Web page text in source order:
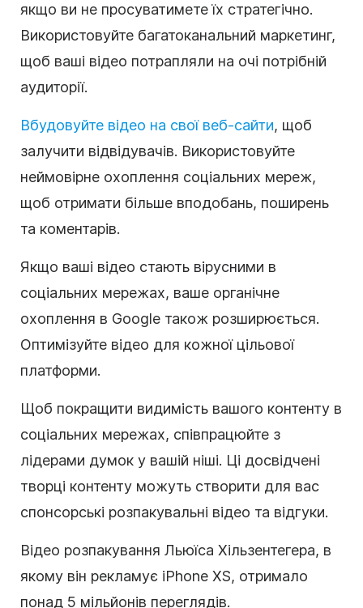
якщо ви не просуватимете їх стратегічно.
Використовуйте багатоканальний маркетинг,
щоб ваші відео потрапляли на очі потрібній
аудиторії.
Вбудовуйте відео на свої веб-сайти, щоб
залучити відвідувачів. Використовуйте
неймовірне охоплення соціальних мереж,
щоб отримати більше вподобань, поширень
та коментарів.
Якщо ваші відео стають вірусними в
соціальних мережах, ваше органічне
охоплення в Google також розширюється.
Оптимізуйте відео для кожної цільової
платформи.
Щоб покращити видимість вашого контенту в
соціальних мережах, співпрацюйте з
лідерами думок у вашій ніші. Ці досвідчені
творці контенту можуть створити для вас
спонсорські розпакувальні відео та відгуки.
Відео розпакування Льюїса Хільзентегера, в
якому він рекламує iPhone XS, отримало
понад 5 мільйонів переглядів.